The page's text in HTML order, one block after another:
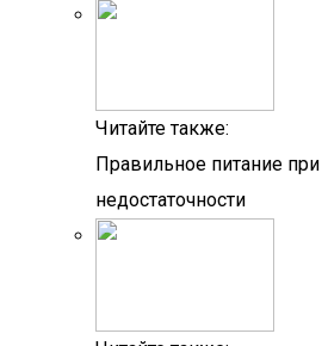
Читайте также:
Правильное питание
недостаточности